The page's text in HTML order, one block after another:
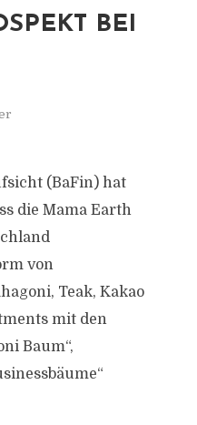
BEI
(BaFin) hat
die Mama Earth
von
Teak, Kakao
mit den
Baum“,